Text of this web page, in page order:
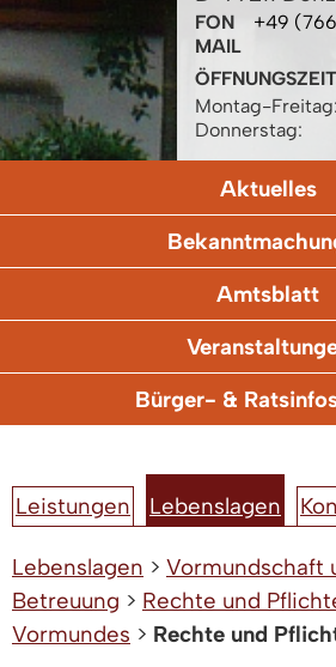
FON
+49
MAIL
Montag-Freitag:
Donnerstag:
Aktuelles
Amtsblatt
Bürger- &
Leistungen Lebenslagen
Lebenslagen > Vormundschaft
Betreuung > Rechte und
Vormundes > Rechte und